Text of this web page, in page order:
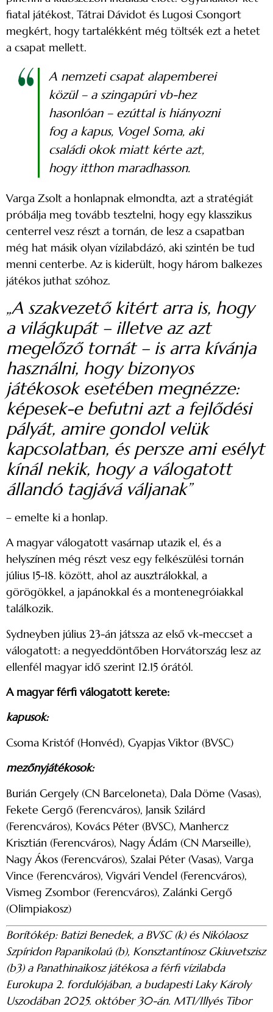
fiatal játékost, Tátrai Dávidot és Lugosi Csongort
megkért, hogy tartalékként még töltsék ezt a hetet
a csapat mellett.
A nemzeti csapat alapemberei
közül – a szingapúri vb-hez
hasonlóan – ezúttal is hiányozni
fog a kapus, Vogel Soma, aki
családi okok miatt kérte azt,
hogy itthon maradhasson.
Varga Zsolt a honlapnak elmondta, azt a stratégiát
próbálja meg tovább tesztelni, hogy egy klasszikus
centerrel vesz részt a tornán, de lesz a csapatban
még hat másik olyan vízilabdázó, aki szintén be tud
menni centerbe. Az is kiderült, hogy három balkezes
játékos juthat szóhoz.
„A szakvezető kitért arra is, hogy
a világkupát – illetve az azt
megelőző tornát – is arra kívánja
használni, hogy bizonyos
játékosok esetében megnézze:
képesek-e befutni azt a fejlődési
pályát, amire gondol velük
kapcsolatban, és persze ami esélyt
kínál nekik, hogy a válogatott
állandó tagjává váljanak”
– emelte ki a honlap.
A magyar válogatott vasárnap utazik el, és a
helyszínen még részt vesz egy felkészülési tornán
július 15-18. között, ahol az ausztrálokkal, a
görögökkel, a japánokkal és a montenegróiakkal
találkozik.
Sydneyben július 23-án játssza az első vk-meccset a
válogatott: a negyeddöntőben Horvátország lesz az
ellenfél magyar idő szerint 12.15 órától.
A magyar férfi válogatott kerete:
kapusok:
Csoma Kristóf (Honvéd), Gyapjas Viktor (BVSC)
mezőnyjátékosok:
Burián Gergely (CN Barceloneta), Dala Döme (Vasas),
Fekete Gergő (Ferencváros), Jansik Szilárd
(Ferencváros), Kovács Péter (BVSC), Manhercz
Krisztián (Ferencváros), Nagy Ádám (CN Marseille),
Nagy Ákos (Ferencváros), Szalai Péter (Vasas), Varga
Vince (Ferencváros), Vigvári Vendel (Ferencváros),
Vismeg Zsombor (Ferencváros), Zalánki Gergő
(Olimpiakosz)
Borítókép: Batizi Benedek, a BVSC (k) és Nikólaosz
Szpíridon Papanikolaú (b), Konsztantínosz Gkiuvetszisz
(b3) a Panathinaikosz játékosa a férfi vízilabda
Eurokupa 2. fordulójában, a budapesti Laky Károly
Uszodában 2025. október 30-án. MTI/Illyés Tibor